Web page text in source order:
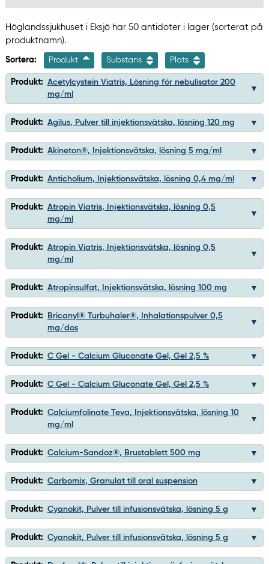
Höglandssjukhuset i Eksjö har 50 antidoter i lager (sorterat på
produktnamn).
Sortera: Produkt Substans Plats
Produkt: Acetylcystein Viatris, Lösning för nebulisator 200
mg/ml
Produkt: Agilus, Pulver till injektionsvätska, lösning 120 mg
Produkt: Akineton®, Injektionsvätska, lösning 5 mg/ml
Produkt: Anticholium, Injektionsvätska, lösning 0,4 mg/ml
Produkt: Atropin Viatris, Injektionsvätska, lösning 0,5
mg/ml
Produkt: Atropin Viatris, Injektionsvätska, lösning 0,5
mg/ml
Produkt: Atropinsulfat, Injektionsvätska, lösning 100 mg
Produkt:
Bricanyl® Turbuhaler®, Inhalationspulver 0,5
mg/dos
Produkt: C Gel - Calcium Gluconate Gel, Gel 2,5 %
Produkt: C Gel - Calcium Gluconate Gel, Gel 2,5 %
Produkt: Calciumfolinate Teva, Injektionsvätska, lösning 10
mg/ml
Produkt: Calcium-Sandoz®, Brustablett 500 mg
Produkt: Carbomix, Granulat till oral suspension
Produkt: Cyanokit, Pulver till infusionsvätska, lösning 5 g
Produkt: Cyanokit, Pulver till infusionsvätska, lösning 5 g